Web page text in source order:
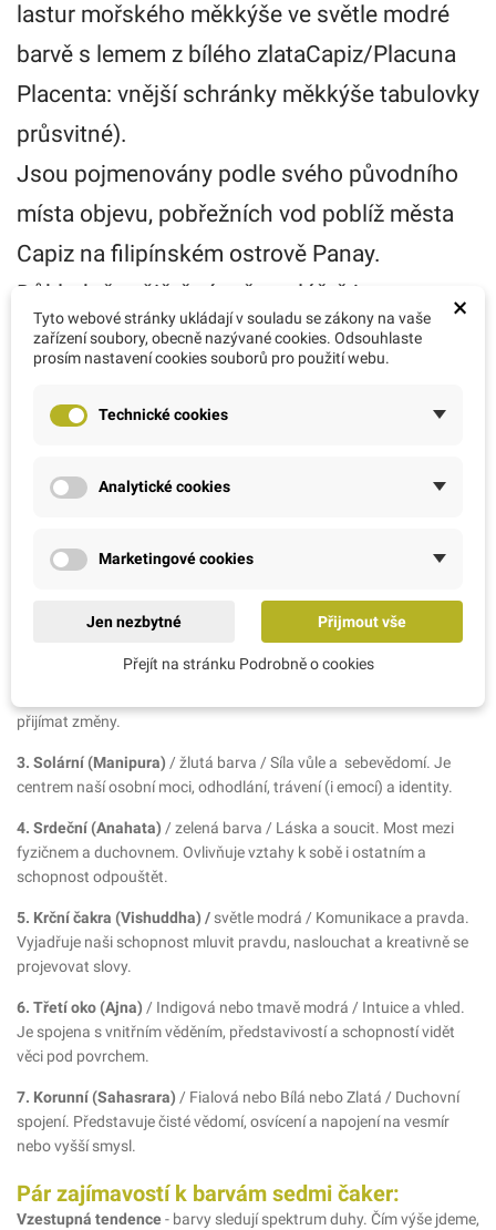
lastur mořského měkkýše ve světle modré
barvě s lemem z bílého zlataCapiz/Placuna
Placenta: vnější schránky měkkýše tabulovky
průsvitné).
Jsou pojmenovány podle svého původního
místa objevu, pobřežních vod poblíž města
Capiz na filipínském ostrově Panay.
Důkladně vyčištěné stěny pláště jsou
přirozeně průsvitné a nabízejí -
prostřednictvím různých nátěrů nebo barvení
- jedinečnou hru světla a barev např. za
Vezměte, prosím, na vědomí: skořápky capizů jsou přírodním
Přehled sedmi čaker a jejich význam
Představuje naše uzemnění, stabilitu, rodinu a základní fyzické
2. Sakrální (Svadhisthana)/ oranžová barva / Emoce a kreativita.
přijímat změny.
3. Solární (Manipura) / žlutá barva / Síla vůle a sebevědomí. Je
centrem naší osobní moci, odhodlání, trávení (i emocí) a identity.
4. Srdeční (Anahata) / zelená barva / Láska a soucit. Most mezi
fyzičnem a duchovnem. Ovlivňuje vztahy k sobě i ostatním a
schopnost odpouštět.
5. Krční čakra (Vishuddha) / světle modrá / Komunikace a pravda.
Vyjadřuje naši schopnost mluvit pravdu, naslouchat a kreativně se
projevovat slovy.
6. Třetí oko (Ajna) / Indigová nebo tmavě modrá / Intuice a vhled.
Je spojena s vnitřním věděním, představivostí a schopností vidět
věci pod povrchem.
7. Korunní (Sahasrara) / Fialová nebo Bílá nebo Zlatá / Duchovní
spojení. Představuje čisté vědomí, osvícení a napojení na vesmír
nebo vyšší smysl.
Pár zajímavostí k barvám sedmi čaker:
Vzestupná tendence- barvy sledují spektrum duhy. Čím výše jdeme,
×
Tyto webové stránky ukládají v souladu se zákony na vaše
zařízení soubory, obecně nazývané cookies. Odsouhlaste
prosím nastavení cookies souborů pro použití webu.
Technické cookies
Analytické cookies
Marketingové cookies
Jen nezbytné Přijmout vše
Přejít na stránku Podrobně o cookies